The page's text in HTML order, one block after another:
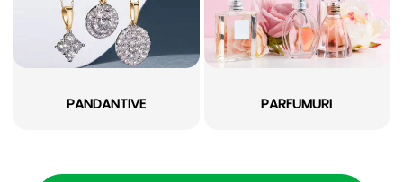
PANDANTIVE PARFUMURI